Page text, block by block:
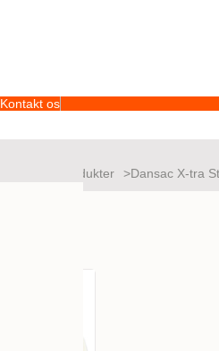
Kontakt os
Tilbehørsprodukter Dansac X-tra